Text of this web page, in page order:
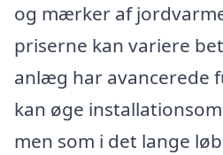
og mærker af
priserne kan variere
anlæg har avancerede
kan øge
men som i det lange